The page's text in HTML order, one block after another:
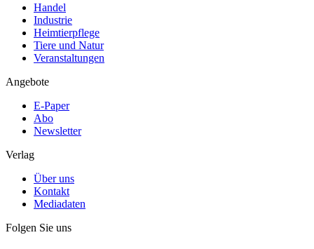
Handel
Industrie
Heimtierpflege
Tiere und Natur
Veranstaltungen
Angebote
E-Paper
Abo
Newsletter
Verlag
Über uns
Kontakt
Mediadaten
Folgen Sie uns